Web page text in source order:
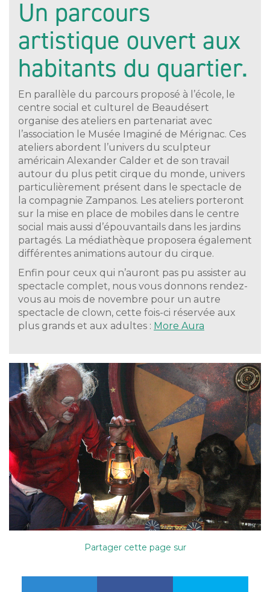
Un parcours
artistique ouvert aux
habitants du quartier.
En parallèle du parcours proposé à l’école, le
centre social et culturel de Beaudésert
organise des ateliers en partenariat avec
l’association le Musée Imaginé de Mérignac. Ces
ateliers abordent l’univers du sculpteur
américain Alexander Calder et de son travail
autour du plus petit cirque du monde, univers
particulièrement présent dans le spectacle de
la compagnie Zampanos. Les ateliers porteront
sur la mise en place de mobiles dans le centre
social mais aussi d’épouvantails dans les jardins
partagés. La médiathèque proposera également
différentes animations autour du cirque.
Enfin pour ceux qui n’auront pas pu assister au
spectacle complet, nous vous donnons rendez-
vous au mois de novembre pour un autre
spectacle de clown, cette fois-ci réservée aux
plus grands et aux adultes : More Aura
Partager cette page sur